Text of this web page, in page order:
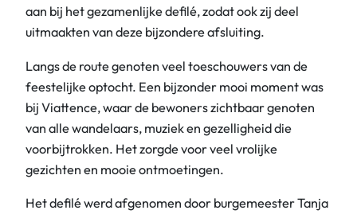
aan bij het gezamenlijke defilé, zodat ook zij deel
uitmaakten van deze bijzondere afsluiting.
Langs de route genoten veel toeschouwers van de
feestelijke optocht. Een bijzonder mooi moment was
bij Viattence, waar de bewoners zichtbaar genoten
van alle wandelaars, muziek en gezelligheid die
voorbijtrokken. Het zorgde voor veel vrolijke
gezichten en mooie ontmoetingen.
Het defilé werd afgenomen door burgemeester Tanja